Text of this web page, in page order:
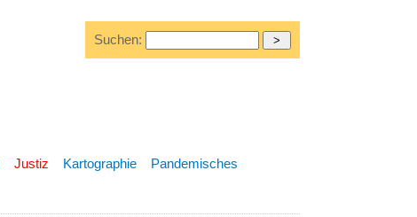
Suchen:
Justiz Kartographie
Pandemisches